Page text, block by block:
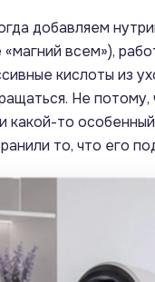
добавляем
«магний всем»),
кислоты из
Не потому,
какой-то особенный
то, что его